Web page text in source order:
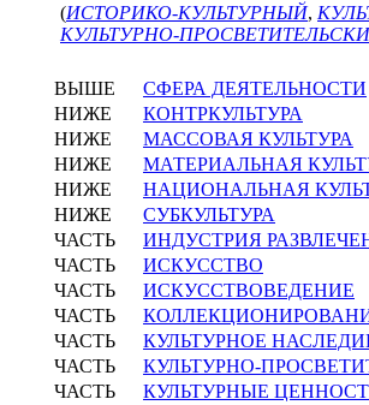
(ИСТОРИКО-КУЛЬТУРНЫЙ,
КУЛЬТУРНО-
ВЫШЕ
СФЕРА ДЕЯТЕЛЬНОСТИ
НИЖЕ
КОНТРКУЛЬТУРА
НИЖЕ
МАССОВАЯ КУЛЬТУРА
НИЖЕ
МАТЕРИАЛЬНАЯ
НИЖЕ
НАЦИОНАЛЬНАЯ
НИЖЕ
СУБКУЛЬТУРА
ЧАСТЬ
ИНДУСТРИЯ
ЧАСТЬ
ИСКУССТВО
ЧАСТЬ
ИСКУССТВОВЕДЕНИЕ
ЧАСТЬ
ЧАСТЬ
КУЛЬТУРНОЕ
ЧАСТЬ
КУЛЬТУРНО-
ЧАСТЬ
КУЛЬТУРНЫЕ